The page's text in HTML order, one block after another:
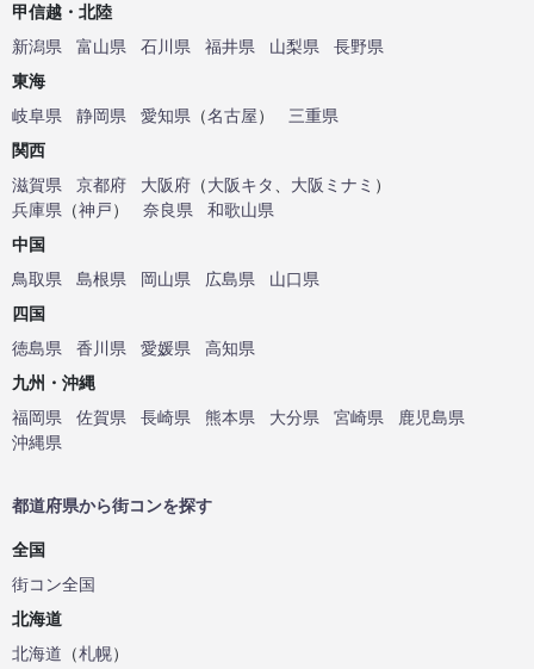
甲信越・北陸
新潟県
富山県 石川県 福井県 山梨県
長野県
東海
岐阜県
静岡県 愛知県 （名古屋）
三重県
関西
滋賀県
京都府 大阪府 （大阪キタ 大阪ミナミ ）
兵庫県 （神戸） 奈良県
和歌山県
中国
鳥取県
島根県 岡山県 広島県
山口県
四国
徳島県
香川県 愛媛県
高知県
九州・沖縄
福岡県
佐賀県 長崎県 熊本県 大分県 宮崎県
鹿児島県
沖縄県
都道府県から街コンを探す
全国
街コン全国
北海道
北海道 （札幌）